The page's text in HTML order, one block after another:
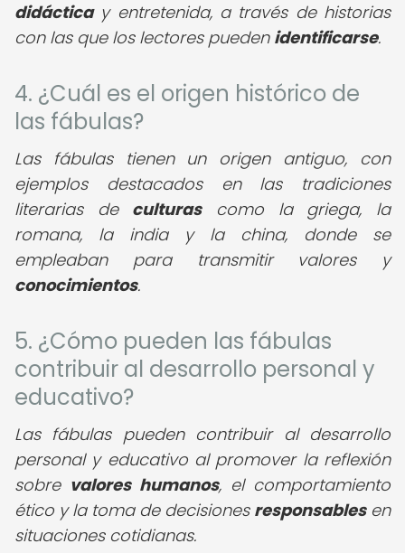
didácticay entretenida, a través de historias
con las que los lectores pueden identificarse.
4. ¿Cuál es el origen histórico de
las fábulas?
Las fábulas tienen un origen antiguo, con
ejemplos destacados en las tradiciones
literarias de culturascomo la griega, la
romana, la india y la china, donde se
empleaban para transmitir valores y
conocimientos.
5. ¿Cómo pueden las fábulas
contribuir al desarrollo personal y
educativo?
Las fábulas pueden contribuir al desarrollo
personal y educativo al promover la reflexión
sobre valores humanos, el comportamiento
ético y la toma de decisiones responsablesen
situaciones cotidianas.